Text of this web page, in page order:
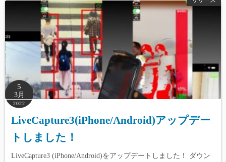
5
3月
2022
LiveCapture3(iPhone/Android)アップデー
トしました！
LiveCapture3 (iPhone/Android)をアップデートしました！ ダウン